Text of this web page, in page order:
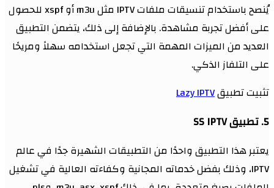
يُنصح باستخدام تنسيقات ملفات IPTV مثل m3u أو xspf للحصول
على أفضل تجربة مشاهدة. بالإضافة إلى ذلك، يتضمن التطبيق
العديد من الميزات المهمة التي تجعل استخدامه سهلاً ومريحًا
على التلفاز الذكي.
تثبيت تطبيقLazy IPTV
5. تطبيق SS IPTV
يعتبر هذا التطبيق واحدًا من التطبيقات الشهيرة جدًا في عالم
IPTV، وذلك بفضل خدماته المجانية وكفاءته العالية في تشغيل